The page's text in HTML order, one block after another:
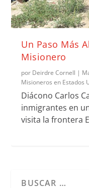
Un Paso Más
Misionero
por Deirdre Cornell |
Misioneros en Estados
Diácono Carlos
inmigrantes en
visita la frontera